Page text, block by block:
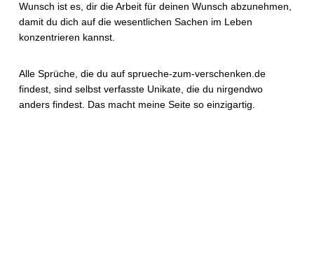
Wunsch ist es, dir die Arbeit für deinen Wunsch abzunehmen,
damit du dich auf die wesentlichen Sachen im Leben
konzentrieren kannst.
Alle Sprüche, die du auf sprueche-zum-verschenken.de
findest, sind selbst verfasste Unikate, die du nirgendwo
anders findest. Das macht meine Seite so einzigartig.